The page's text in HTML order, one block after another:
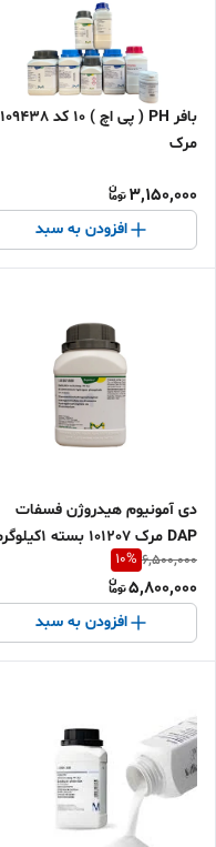
بافر PH ( پی اچ ) 10 کد 109438
مرک
3,150,000
افزودن به سبد
دی آمونیوم هیدروژن فسفات
DAP مرک 101207 بسته 1کیلوگرم
6,500,000
10%
5,800,000
افزودن به سبد